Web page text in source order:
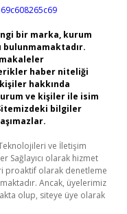
bir marka, kurum
bulunmamaktadır.
makaleler
haber niteliği
hakkında
ve kişiler ile isim
bilgiler
ve İletişim
Sağlayıcı olarak hizmet
proaktif olarak denetleme
Ancak, üyelerimiz
olup, siteye üye olarak